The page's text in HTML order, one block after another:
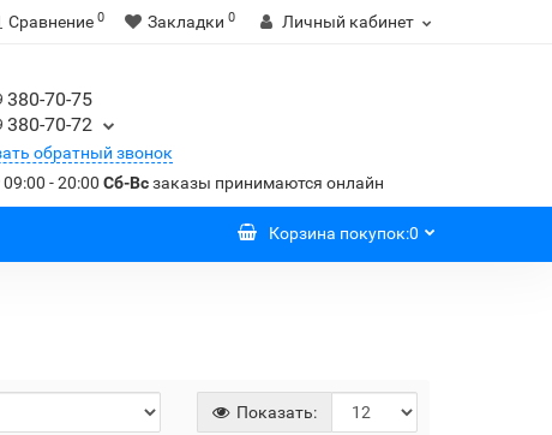
Сравнение 0 Закладки 0 Личный кабинет
380-70-75
380-70-72
обратный звонок
09:00 - 20:00 Сб-Всзаказы принимаются онлайн
Корзина покупок:0
Показать: